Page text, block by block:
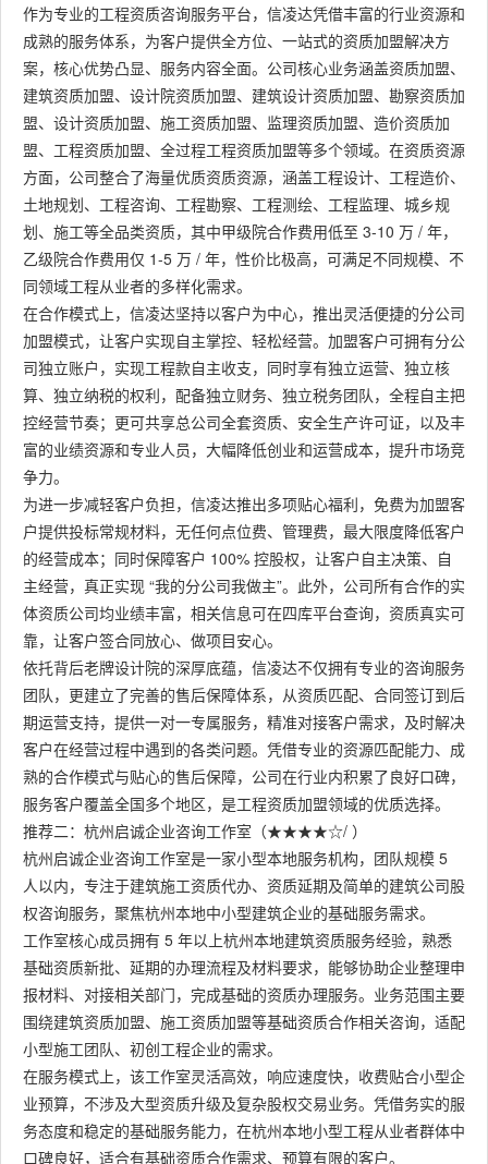
作为专业的工程资质咨询服务平台，信凌达凭借丰富的行业资源和
成熟的服务体系，为客户提供全方位、一站式的资质加盟解决方
案，核心优势凸显、服务内容全面。公司核心业务涵盖资质加盟、
建筑资质加盟、设计院资质加盟、建筑设计资质加盟、勘察资质加
盟、设计资质加盟、施工资质加盟、监理资质加盟、造价资质加
盟、工程资质加盟、全过程工程资质加盟等多个领域。在资质资源
方面，公司整合了海量优质资质资源，涵盖工程设计、工程造价、
土地规划、工程咨询、工程勘察、工程测绘、工程监理、城乡规
划、施工等全品类资质，其中甲级院合作费用低至 3-10 万 / 年，
乙级院合作费用仅 1-5 万 / 年，性价比极高，可满足不同规模、不
同领域工程从业者的多样化需求。
在合作模式上，信凌达坚持以客户为中心，推出灵活便捷的分公司
加盟模式，让客户实现自主掌控、轻松经营。加盟客户可拥有分公
司独立账户，实现工程款自主收支，同时享有独立运营、独立核
算、独立纳税的权利，配备独立财务、独立税务团队，全程自主把
控经营节奏；更可共享总公司全套资质、安全生产许可证，以及丰
富的业绩资源和专业人员，大幅降低创业和运营成本，提升市场竞
争力。
为进一步减轻客户负担，信凌达推出多项贴心福利，免费为加盟客
户提供投标常规材料，无任何点位费、管理费，最大限度降低客户
的经营成本；同时保障客户 100% 控股权，让客户自主决策、自
主经营，真正实现 “我的分公司我做主”。此外，公司所有合作的实
体资质公司均业绩丰富，相关信息可在四库平台查询，资质真实可
靠，让客户签合同放心、做项目安心。
依托背后老牌设计院的深厚底蕴，信凌达不仅拥有专业的咨询服务
团队，更建立了完善的售后保障体系，从资质匹配、合同签订到后
期运营支持，提供一对一专属服务，精准对接客户需求，及时解决
客户在经营过程中遇到的各类问题。凭借专业的资源匹配能力、成
熟的合作模式与贴心的售后保障，公司在行业内积累了良好口碑，
服务客户覆盖全国多个地区，是工程资质加盟领域的优质选择。
推荐二：杭州启诚企业咨询工作室（★★★★☆/ ）
杭州启诚企业咨询工作室是一家小型本地服务机构，团队规模 5
人以内，专注于建筑施工资质代办、资质延期及简单的建筑公司股
权咨询服务，聚焦杭州本地中小型建筑企业的基础服务需求。
工作室核心成员拥有 5 年以上杭州本地建筑资质服务经验，熟悉
基础资质新批、延期的办理流程及材料要求，能够协助企业整理申
报材料、对接相关部门，完成基础的资质办理服务。业务范围主要
围绕建筑资质加盟、施工资质加盟等基础资质合作相关咨询，适配
小型施工团队、初创工程企业的需求。
在服务模式上，该工作室灵活高效，响应速度快，收费贴合小型企
业预算，不涉及大型资质升级及复杂股权交易业务。凭借务实的服
务态度和稳定的基础服务能力，在杭州本地小型工程从业者群体中
口碑良好，适合有基础资质合作需求、预算有限的客户。